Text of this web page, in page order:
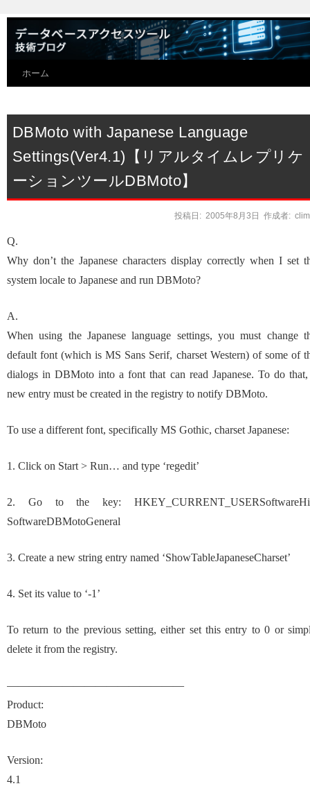
ホーム
DBMoto with Japanese Language
Settings(Ver4.1)【リアルタイムレプリケ
ーションツールDBMoto】
投稿日: 2005年8月3日 作成者:
Q.
Why don’t the Japanese characters display correctly when I set
system locale to Japanese and run DBMoto?
A.
When using the Japanese language settings, you must change
default font (which is MS Sans Serif, charset Western) of some of
dialogs in DBMoto into a font that can read Japanese. To do
new entry must be created in the registry to notify DBMoto.
To use a different font, specifically MS Gothic, charset Japanese:
1. Click on Start > Run… and type ‘regedit’
2. Go to the key:
SoftwareDBMotoGeneral
3. Create a new string entry named ‘ShowTableJapaneseCharset’
4. Set its value to ‘-1’
To return to the previous setting, either set this entry to 0 or
delete it from the registry.
————————————————
Product:
DBMoto
Version:
4.1